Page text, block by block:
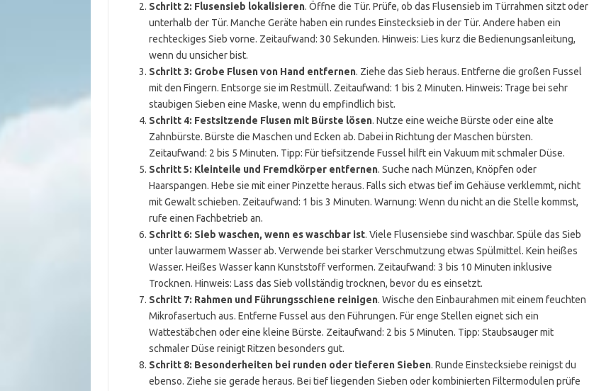
Schritt 2: Flusensieb lokalisieren. Öffne die Tür. Prüfe, ob das Flusensieb im Türrahmen sitzt oder
unterhalb der Tür. Manche Geräte haben ein rundes Einstecksieb in der Tür. Andere haben ein
rechteckiges Sieb vorne. Zeitaufwand: 30 Sekunden. Hinweis: Lies kurz die Bedienungsanleitung,
wenn du unsicher bist.
Schritt 3: Grobe Flusen von Hand entfernen. Ziehe das Sieb heraus. Entferne die großen Fussel
mit den Fingern. Entsorge sie im Restmüll. Zeitaufwand: 1 bis 2 Minuten. Hinweis: Trage bei sehr
staubigen Sieben eine Maske, wenn du empfindlich bist.
Schritt 4: Festsitzende Flusen mit Bürste lösen. Nutze eine weiche Bürste oder eine alte
Zahnbürste. Bürste die Maschen und Ecken ab. Dabei in Richtung der Maschen bürsten.
Zeitaufwand: 2 bis 5 Minuten. Tipp: Für tiefsitzende Fussel hilft ein Vakuum mit schmaler Düse.
Schritt 5: Kleinteile und Fremdkörper entfernen. Suche nach Münzen, Knöpfen oder
Haarspangen. Hebe sie mit einer Pinzette heraus. Falls sich etwas tief im Gehäuse verklemmt, nicht
mit Gewalt schieben. Zeitaufwand: 1 bis 3 Minuten. Warnung: Wenn du nicht an die Stelle kommst,
rufe einen Fachbetrieb an.
Schritt 6: Sieb waschen, wenn es waschbar ist. Viele Flusensiebe sind waschbar. Spüle das Sieb
unter lauwarmem Wasser ab. Verwende bei starker Verschmutzung etwas Spülmittel. Kein heißes
Wasser. Heißes Wasser kann Kunststoff verformen. Zeitaufwand: 3 bis 10 Minuten inklusive
Trocknen. Hinweis: Lass das Sieb vollständig trocknen, bevor du es einsetzt.
Schritt 7: Rahmen und Führungsschiene reinigen. Wische den Einbaurahmen mit einem feuchten
Mikrofasertuch aus. Entferne Fussel aus den Führungen. Für enge Stellen eignet sich ein
Wattestäbchen oder eine kleine Bürste. Zeitaufwand: 2 bis 5 Minuten. Tipp: Staubsauger mit
schmaler Düse reinigt Ritzen besonders gut.
Schritt 8: Besonderheiten bei runden oder tieferen Sieben. Runde Einstecksiebe reinigst du
ebenso. Ziehe sie gerade heraus. Bei tief liegenden Sieben oder kombinierten Filtermodulen prüfe